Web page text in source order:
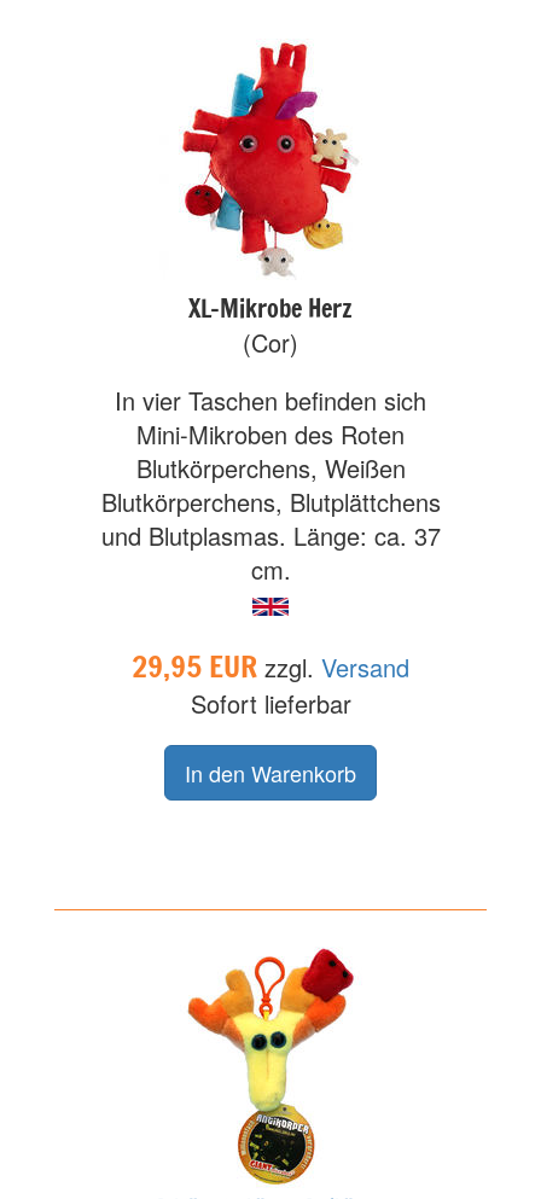
XL-Mikrobe Herz
(Cor)
In vier Taschen befinden sich
Mini-Mikroben des Roten
Blutkörperchens, Weißen
Blutkörperchens, Blutplättchens
und Blutplasmas. Länge: ca. 37
cm.
29,95 EUR zzgl. Versand
Sofort lieferbar